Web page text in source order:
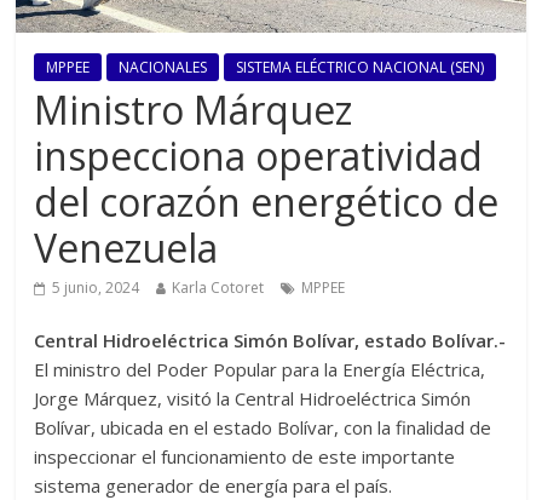
MPPEE NACIONALES SISTEMA ELÉCTRICO NACIONAL (SEN)
Ministro Márquez
inspecciona operatividad
del corazón energético de
Venezuela
5 junio, 2024 Karla Cotoret MPPEE
Central Hidroeléctrica Simón Bolívar, estado Bolívar.-
El ministro del Poder Popular para la Energía Eléctrica,
Jorge Márquez, visitó la Central Hidroeléctrica Simón
Bolívar, ubicada en el estado Bolívar, con la finalidad de
inspeccionar el funcionamiento de este importante
sistema generador de energía para el país.